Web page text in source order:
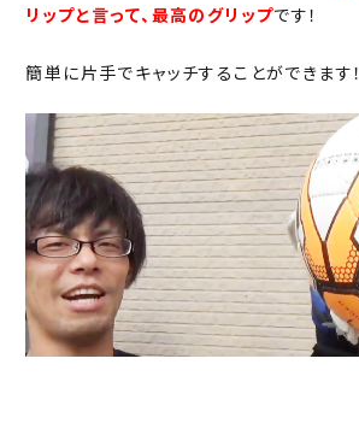
リップと言って、最高のグリップです！
簡単に片手でキャッチすることができます！